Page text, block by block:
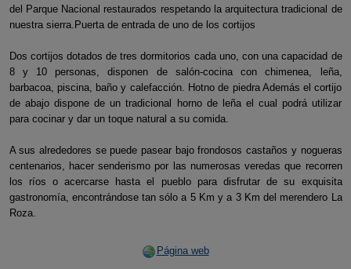
del Parque Nacional restaurados respetando la arquitectura tradicional de
nuestra sierra.Puerta de entrada de uno de los cortijos
Dos cortijos dotados de tres dormitorios cada uno, con una capacidad de
8 y 10 personas, disponen de salón-cocina con chimenea, leña,
barbacoa, piscina, baño y calefacción. Hotno de piedra Además el cortijo
de abajo dispone de un tradicional horno de leña el cual podrá utilizar
para cocinar y dar un toque natural a su comida.
A sus alrededores se puede pasear bajo frondosos castaños y nogueras
centenarios, hacer senderismo por las numerosas veredas que recorren
los ríos o acercarse hasta el pueblo para disfrutar de su exquisita
gastronomía, encontrándose tan sólo a 5 Km y a 3 Km del merendero La
Roza.
Página web